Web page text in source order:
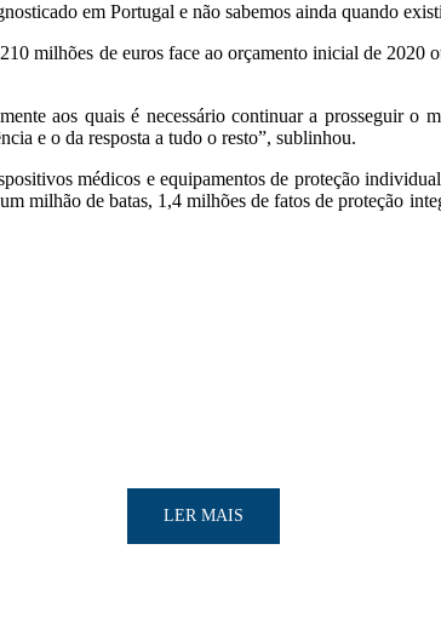
em Portugal e não sabemos ainda quando
milhões de euros face ao orçamento inicial de 2020
aos quais é necessário continuar a prosseguir
e o da resposta a tudo o resto”, sublinhou.
médicos e equipamentos de proteção
milhão de batas, 1,4 milhões de fatos de proteção
LER MAIS